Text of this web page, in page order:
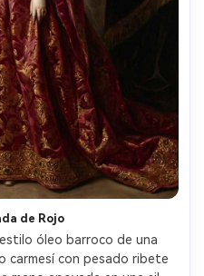
de Rojo
óleo barroco de una
carmesí con pesado ribete